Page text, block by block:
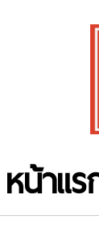
หน้าแร